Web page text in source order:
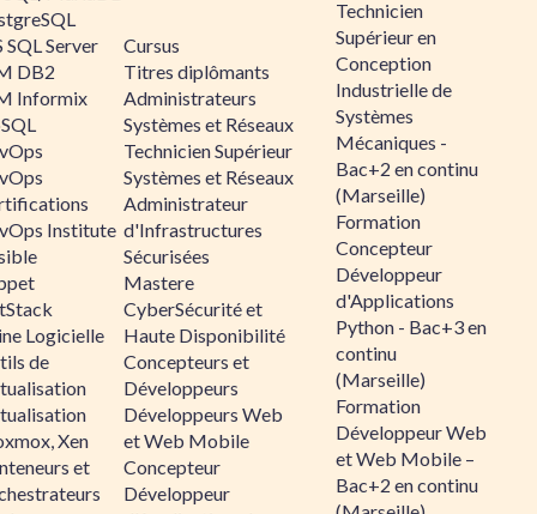
SQL Server
DB2
Informix
Institute
Logicielle
de
Xen
et
Cursus
Titres diplômants
Administrateurs
Systèmes et Réseaux
Technicien Supérieur
Systèmes et Réseaux
Administrateur
d'Infrastructures
Sécurisées
Mastere
CyberSécurité et
Haute Disponibilité
Concepteurs et
Développeurs
Développeurs Web
et Web Mobile
Concepteur
Développeur
Technicien
Supérieur en
Conception
Industrielle de
Systèmes
Mécaniques -
Bac+2 en continu
(Marseille)
Formation
Concepteur
Développeur
d'Applications
Python - Bac+3 en
continu
(Marseille)
Formation
Développeur Web
et Web Mobile –
Bac+2 en continu